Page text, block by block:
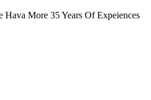
Hava More 35 Years Of Expeiences